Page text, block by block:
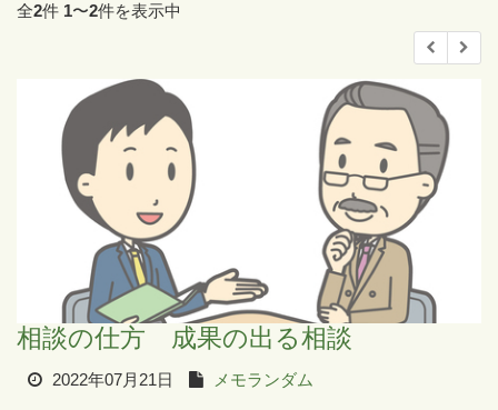
全2件 1〜2件を表示中
相談の仕方 成果の出る相談
2022年07月21日 メモランダム